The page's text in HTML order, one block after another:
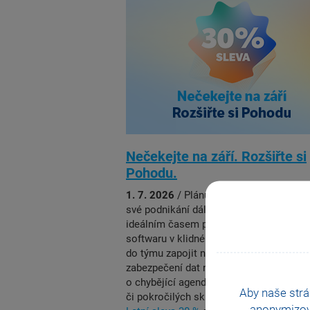
Aby naše
Nečekejte na září. Rozšiřte si
Pohodu.
1. 7. 2026 / Plánujete od podzimu
své podnikání dál? Letní měsíce jsou
ideálním časem pro optimalizaci vašeho
softwaru v klidném tempu. Ať už
do týmu zapojit nové posily, vylepšit
zabezpečení dat nebo systém obohatit
o chybějící agendy pro vedení mezd,
či pokročilých skladů, rádi Vám